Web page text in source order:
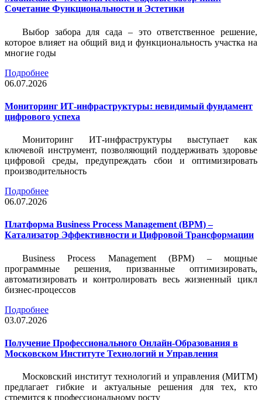
Сочетание Функциональности и Эстетики
Выбор забора для сада – это ответственное решение,
которое влияет на общий вид и функциональность участка на
многие годы
Подробнее
06.07.2026
Мониторинг ИТ-инфраструктуры: невидимый фундамент
цифрового успеха
Мониторинг ИТ-инфраструктуры выступает как
ключевой инструмент, позволяющий поддерживать здоровье
цифровой среды, предупреждать сбои и оптимизировать
производительность
Подробнее
06.07.2026
Платформа Business Process Management (BPM) –
Катализатор Эффективности и Цифровой Трансформации
Business Process Management (BPM) – мощные
программные решения, призванные оптимизировать,
автоматизировать и контролировать весь жизненный цикл
бизнес-процессов
Подробнее
03.07.2026
Получение Профессионального Онлайн-Образования в
Московском Институте Технологий и Управления
Московский институт технологий и управления (МИТМ)
предлагает гибкие и актуальные решения для тех, кто
стремится к профессиональному росту